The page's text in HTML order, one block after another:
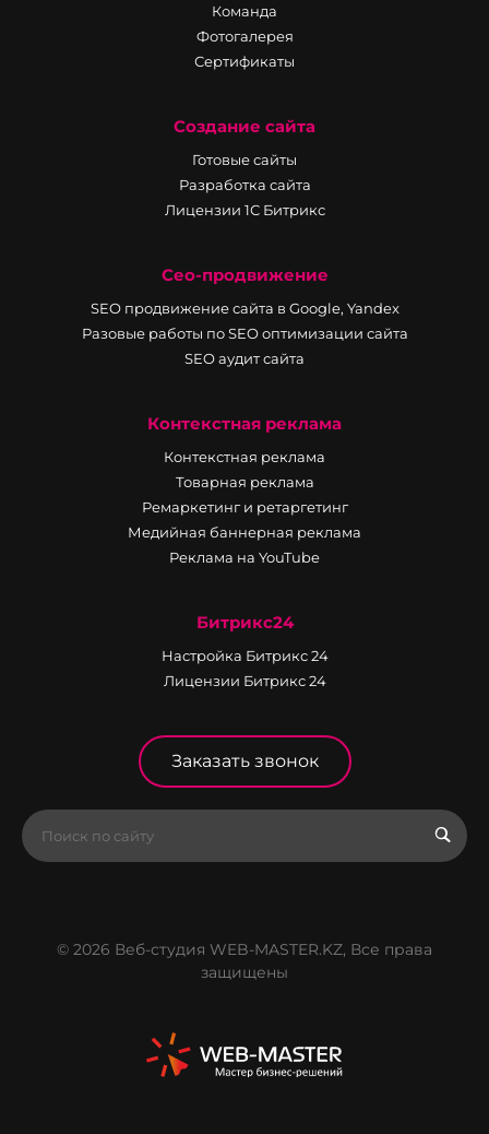
Команда
Фотогалерея
Сертификаты
Создание сайта
Готовые сайты
Разработка сайта
Лицензии 1С Битрикс
Сео-продвижение
SEO продвижение сайта в Google, Yandex
Разовые работы по SEO оптимизации сайта
SEO аудит сайта
Контекстная реклама
Контекстная реклама
Товарная реклама
Ремаркетинг и ретаргетинг
Медийная баннерная реклама
Реклама на YouTube
Битрикс24
Настройка Битрикс 24
Лицензии Битрикс 24
Заказать звонок
© 2026 Веб-студия WEB-MASTER.KZ, Все права
защищены